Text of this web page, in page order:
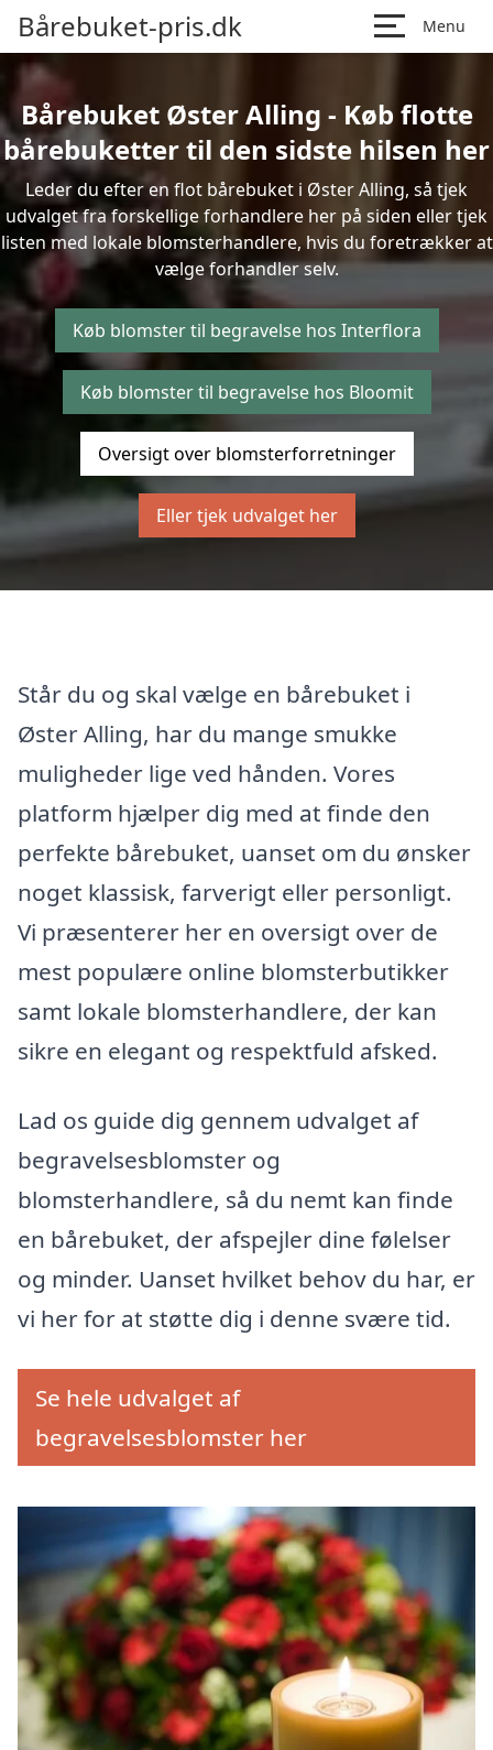
Bårebuket-pris.dk Menu
Bårebuket Øster Alling - Køb flotte
bårebuketter til den sidste hilsen her
Leder du efter en flot bårebuket i Øster Alling, så tjek
udvalget fra forskellige forhandlere her på siden eller tjek
listen med lokale blomsterhandlere, hvis du foretrækker at
vælge forhandler selv.
Køb blomster til begravelse hos Interflora
Køb blomster til begravelse hos Bloomit
Oversigt over blomsterforretninger
Eller tjek udvalget her
Står du og skal vælge en bårebuket i
Øster Alling, har du mange smukke
muligheder lige ved hånden. Vores
platform hjælper dig med at finde den
perfekte bårebuket, uanset om du ønsker
noget klassisk, farverigt eller personligt.
Vi præsenterer her en oversigt over de
mest populære online blomsterbutikker
samt lokale blomsterhandlere, der kan
sikre en elegant og respektfuld afsked.
Lad os guide dig gennem udvalget af
begravelsesblomster og
blomsterhandlere, så du nemt kan finde
en bårebuket, der afspejler dine følelser
og minder. Uanset hvilket behov du har, er
vi her for at støtte dig i denne svære tid.
Se hele udvalget af
begravelsesblomster her